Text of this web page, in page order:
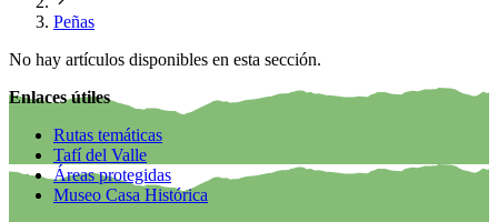
Peñas
No hay artículos disponibles en esta sección.
Enlaces útiles
Rutas temáticas
Tafí del Valle
Áreas protegidas
Museo Casa Histórica